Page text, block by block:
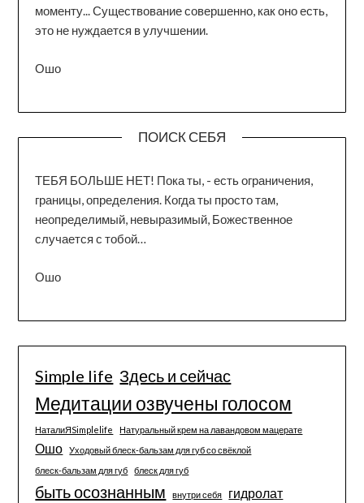
моменту... Существование совершенно, как оно есть,
это не нуждается в улучшении.
Ошо
ПОИСК СЕБЯ
ТЕБЯ БОЛЬШЕ НЕТ! Пока ты, - есть ограничения,
границы, определения. Когда ты просто там,
неопределимый, невыразимый, Божественное
случается с тобой…
Ошо
Simple life Здесь и сейчас
Медитации озвучены голосом
НаталиЯSimplelife Натуральный крем на лавандовом мацерате
Ошо
Уходовый блеск-бальзам для губ со свёклой
блеск-бальзам для губ
блеск для губ
быть осознанным внутри себя гидролат